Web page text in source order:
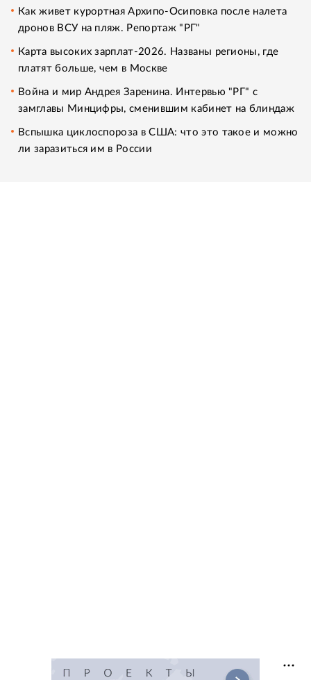
Как живет курортная Архипо-Осиповка после налета
дронов ВСУ на пляж. Репортаж "РГ"
Карта высоких зарплат-2026. Названы регионы, где
платят больше, чем в Москве
Война и мир Андрея Заренина. Интервью "РГ" с
замглавы Минцифры, сменившим кабинет на блиндаж
Вспышка циклоспороза в США: что это такое и можно
ли заразиться им в России